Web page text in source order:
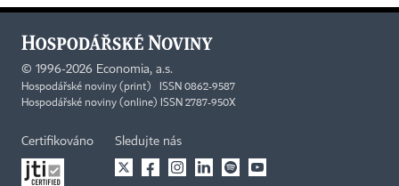
© 1996-2026 Economia, a.s.
Hospodářské noviny (print) ISSN 0862-9587
Hospodářské noviny (online) ISSN 2787-950X
Certifikováno Sledujte nás